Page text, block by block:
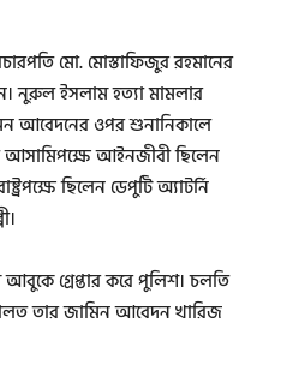
মো. মোস্তাফিজুর রহমানের
নুরুল ইসলাম হত্যা মামলার
ওপর শুনানিকালে
আইনজীবী ছিলেন
ছিলেন ডেপুটি অ্যাটর্নি
গ্রেপ্তার করে পুলিশ। চলতি
তার জামিন আবেদন খারিজ